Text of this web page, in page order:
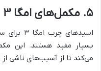
۵. مکمل‌های امگا ۳
بسیار مفید هستند. این
می‌کند تا از آسیب‌های ناشی